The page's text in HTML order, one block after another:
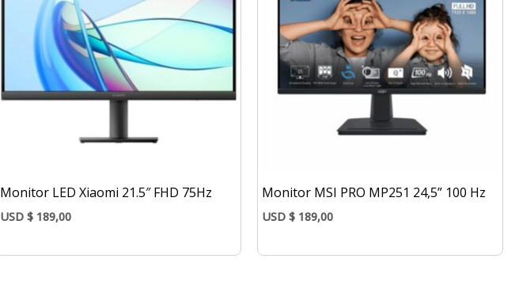
Monitor LED Xiaomi 21.5″ FHD 75Hz
USD $189,00
Monitor MSI PRO MP251 24,5” 100 Hz
USD $189,00